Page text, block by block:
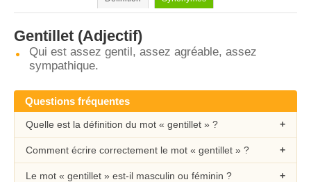
Gentillet (Adjectif)
Qui est assez gentil, assez agréable, assez
sympathique.
Questions fréquentes
Quelle est la définition du mot « gentillet » ?
Comment écrire correctement le mot « gentillet » ?
Le mot « gentillet » est-il masculin ou féminin ?